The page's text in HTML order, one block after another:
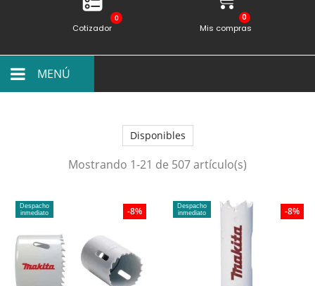
0
Cotizador Mis compras
MENÚ
Disponibles
Mostrando 1-21 de 507 artículo(s)
Despacho
inmediato
-8%
Despacho
inmediato
-8%